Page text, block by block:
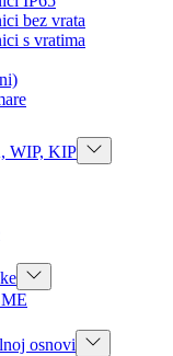
bez vrata
s vratima
WIP, KIP
osnovi